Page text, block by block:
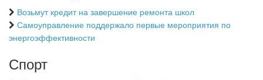
Возьмут кредит на завершение ремонта школ
Самоуправление поддержало первые мероприятия по
энергоэффективности
Спорт